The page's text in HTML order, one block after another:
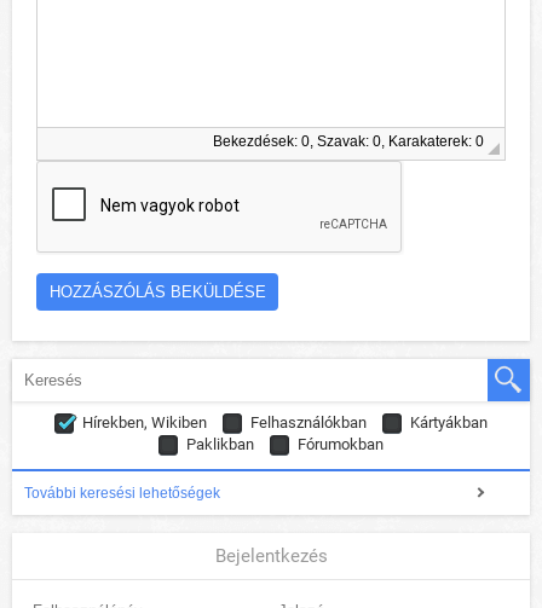
Bekezdések: 0, Szavak: 0, Karakaterek: 0
Hírekben, Wikiben Felhasználókban
Kártyákban
Paklikban
Fórumokban
További keresési lehetőségek
Bejelentkezés